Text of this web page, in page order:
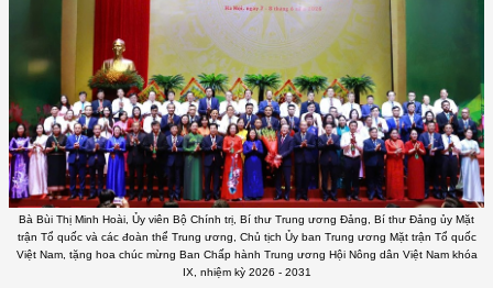
Bà Bùi Thị Minh Hoài, Ủy viên Bộ Chính trị, Bí thư Trung ương Đảng, Bí thư Đảng ủy Mặt
trận Tổ quốc và các đoàn thể Trung ương, Chủ tịch Ủy ban Trung ương Mặt trận Tổ quốc
Việt Nam, tặng hoa chúc mừng Ban Chấp hành Trung ương Hội Nông dân Việt Nam khóa
IX, nhiệm kỳ 2026 - 2031